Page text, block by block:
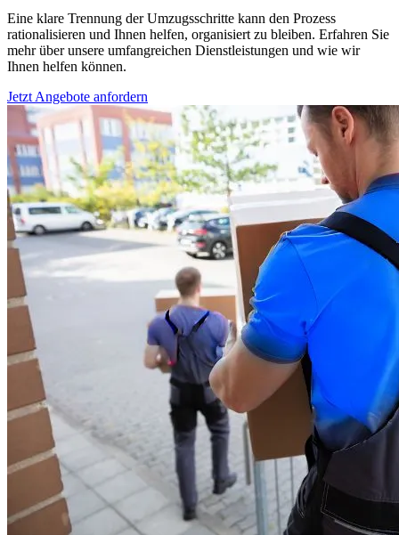
Eine klare Trennung der Umzugsschritte kann den Prozess
rationalisieren und Ihnen helfen, organisiert zu bleiben. Erfahren Sie
mehr über unsere umfangreichen Dienstleistungen und wie wir
Ihnen helfen können.
Jetzt Angebote anfordern